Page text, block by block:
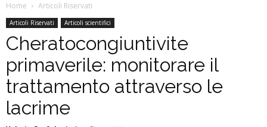
Home Articoli Riservati
Articoli Riservati Articoli scientifici
Cheratocongiuntivite
primaverile: monitorare il
trattamento attraverso le
lacrime